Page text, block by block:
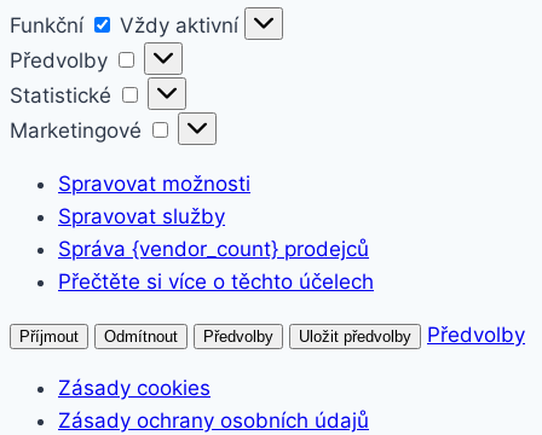
Funkční
Funkční
Vždy aktivní
Předvolby
Předvolby
Statistické
Statistické
Marketingové
Marketingové
Spravovat možnosti
Spravovat služby
Správa {vendor_count} prodejců
Přečtěte si více o těchto účelech
Příjmout Odmítnout Předvolby Uložit předvolby Předvolby
Zásady cookies
Zásady ochrany osobních údajů